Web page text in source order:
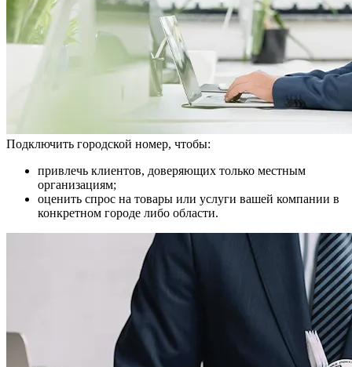
Подключить городской номер, чтобы:
привлечь клиентов, доверяющих только местным
организациям;
оценить спрос на товары или услуги вашей компании в
конкретном городе либо области.